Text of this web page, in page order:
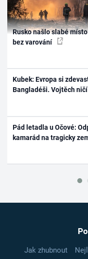
Rusko našlo slabé
bez varování
Kubek: Evropa si
Bangladéši. Vojtěch
Pád letadla u Očové:
kamarád na tragicky
Jak zhubnout